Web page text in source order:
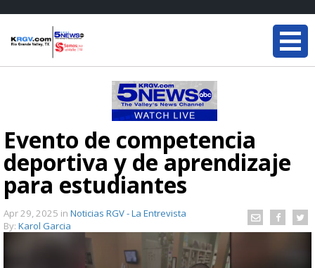
Evento de competencia
deportiva y de aprendizaje
para estudiantes
Apr 29, 2025 in Noticias RGV - La Entrevista
By: Karol Garcia